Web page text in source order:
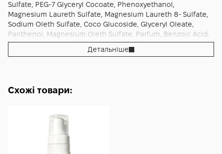
Sulfate, PEG-7 Glyceryl Cocoate, Phenoxyethanol,
Magnesium Laureth Sulfate, Magnesium Laureth 8- Sulfate,
Sodium Oleth Sulfate, Coco Glucoside, Glyceryl Oleate,
Panthenol, Magnesium Oleth Sulfate, Parfum, Benzoic Acid,
Dehydroacetic Acid, Sodium Phytate, Hippophae
Rhamnoides Fruit Oil, Benzyl Salicylate, Glycerin, Butylene
Детальніше
Схожі товари: